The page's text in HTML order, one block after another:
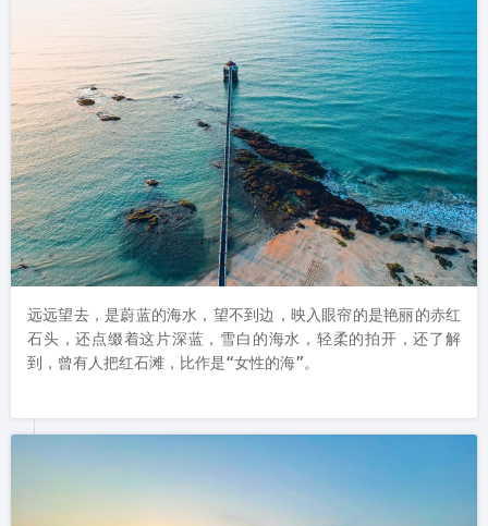
远远望去，是蔚蓝的海水，望不到边，映入眼帘的是艳丽的赤红
石头，还点缀着这片深蓝，雪白的海水，轻柔的拍开，还了解
到，曾有人把红石滩，比作是“女性的海”。